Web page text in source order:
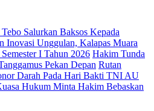
Salurkan Baksos Kepada
Inovasi Unggulan, Kalapas Muara
I Tahun 2026 Hakim Tunda
Pekan Depan Rutan
Darah Pada Hari Bakti TNI AU
Hukum Minta Hakim Bebaskan